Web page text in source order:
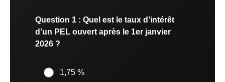
Question 1 : Quel est le taux d’intérêt
d’un PEL ouvert après le 1er janvier
2026 ?
1,75 %